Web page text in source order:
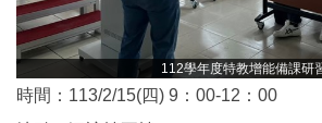
112學年度特教增能備課研
時間：113/2/15(四) 9：00-12：00